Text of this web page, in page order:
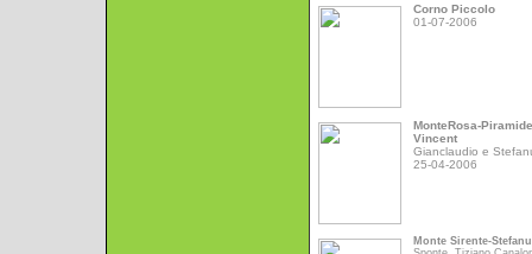
Corno Piccolo
01-07-2006
MonteRosa-Piramide
Vincent
Gianclaudio e
25-04-2006
Monte Sirente-